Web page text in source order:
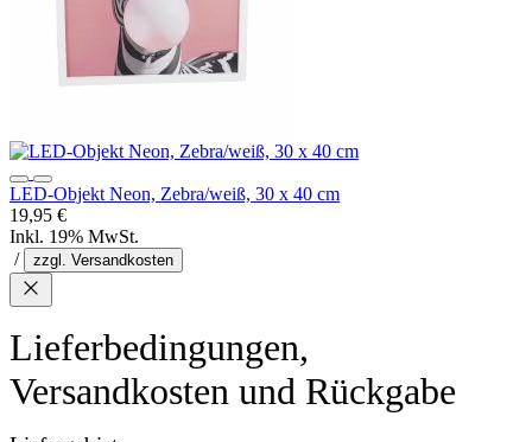
LED-Objekt Neon, Zebra/weiß, 30 x 40 cm
19,95 €
Inkl. 19% MwSt.
/
zzgl. Versandkosten
Lieferbedingungen,
Versandkosten und Rückgabe